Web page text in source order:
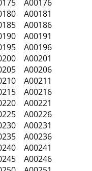
A00176
A00181
A00186
A00191
A00196
A00201
A00206
A00211
A00216
A00221
A00226
A00231
A00236
A00241
A00246